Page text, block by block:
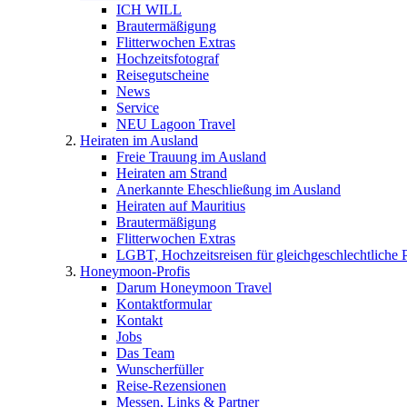
ICH WILL
Brautermäßigung
Flitterwochen Extras
Hochzeitsfotograf
Reisegutscheine
News
Service
NEU Lagoon Travel
Heiraten im Ausland
Freie Trauung im Ausland
Heiraten am Strand
Anerkannte Eheschließung im Ausland
Heiraten auf Mauritius
Brautermäßigung
Flitterwochen Extras
LGBT, Hochzeitsreisen für gleichgeschlechtliche
Honeymoon-Profis
Darum Honeymoon Travel
Kontaktformular
Kontakt
Jobs
Das Team
Wunscherfüller
Reise-Rezensionen
Messen, Links & Partner